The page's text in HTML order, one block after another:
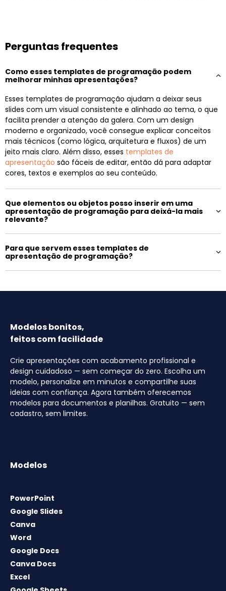
Perguntas frequentes
Como esses templates de programação podem
melhorar minhas apresentações?
Esses templates de programação ajudam a deixar seus
slides com um visual consistente e alinhado ao tema, o que
facilita prender a atenção da galera. Com um design
moderno e organizado, você consegue explicar conceitos
mais técnicos (como lógica, arquitetura e fluxos) de um
jeito mais claro. Além disso, esses templates de
apresentação são fáceis de editar, então dá para adaptar
cores, textos e exemplos ao seu conteúdo.
Que elementos ou objetos posso inserir em uma
apresentação de programação para deixá-la mais
relevante?
Para que servem esses templates de
apresentação de programação?
Modelos bonitos,
feitos com facilidade
Crie apresentações com acabamento profissional e
design cuidadoso — sem começar do zero. Escolha um
modelo, personalize em minutos e compartilhe suas
ideias com confiança. Agora também oferecemos
modelos para documentos e planilhas. Gratuito — sem
cadastro, sem limites.
Modelos
PowerPoint
Google Slides
Canva
Word
Google Docs
Canva Docs
Excel